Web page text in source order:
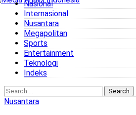
content
Nasional
Internasional
Nusantara
Megapolitan
Sports
Entertainment
Teknologi
Indeks
Search
for:
Nusantara